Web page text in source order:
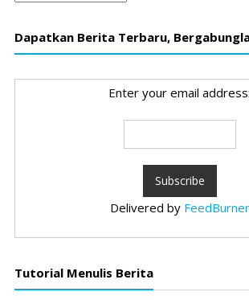
Dapatkan Berita Terbaru,
Enter your email address:
Delivered by FeedBurner
Tutorial Menulis Berita